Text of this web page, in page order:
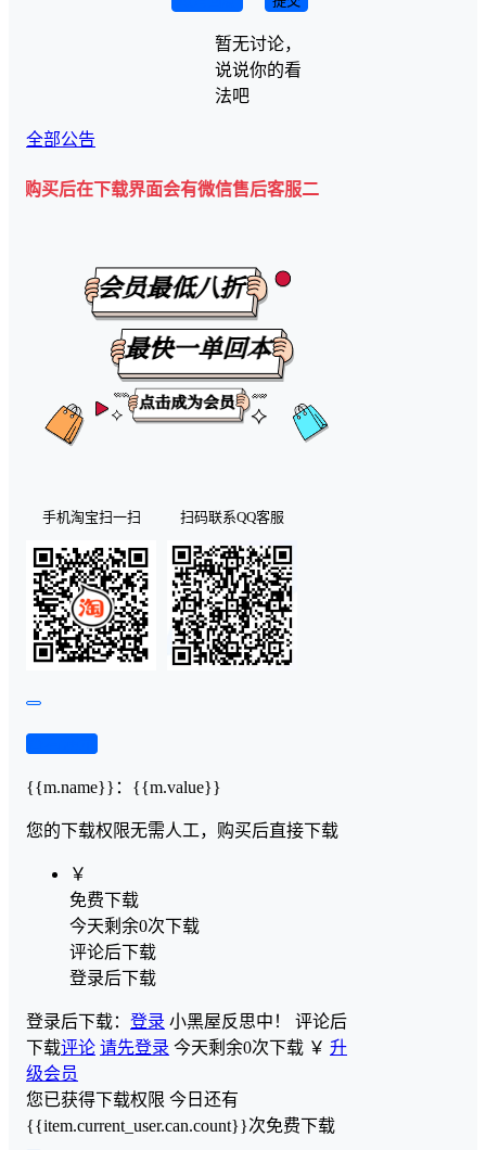
暂无讨论，
说说你的看
法吧
全部公告
下载界面会有微信售后客服二维码💡
手机淘宝扫一扫 扫码联系QQ客服
{{m.name}} ： {{m.value}}
您的下载权限无需人工，购买后直接下载
￥
免费下载
今天剩余0次下载
评论后下载
登录后下载
登录后下载： 登录 小黑屋反思中！ 评论后
下载评论 请先登录 今天剩余0次下载 ￥ 升
级会员
您已获得下载权限 今日还有
{{item.current_user.can.count}}次免费下载